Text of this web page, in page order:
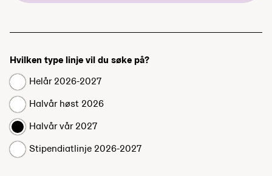
Hvilken type linje vil du søke på?
Helår 2026-2027
Halvår høst 2026
Halvår vår 2027
Stipendiatlinje 2026-2027